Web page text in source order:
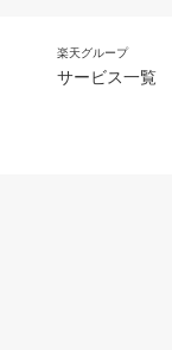
楽天グループ
サービス一覧